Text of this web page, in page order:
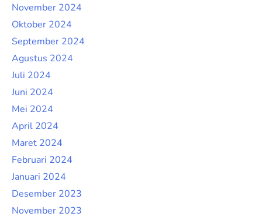
November 2024
Oktober 2024
September 2024
Agustus 2024
Juli 2024
Juni 2024
Mei 2024
April 2024
Maret 2024
Februari 2024
Januari 2024
Desember 2023
November 2023